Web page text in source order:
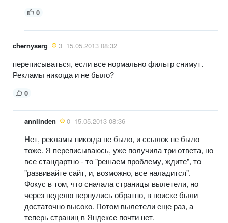
0
chernyserg 3 15.05.2013 08:32
переписываться, если все нормально фильтр снимут.
Рекламы никогда и не было?
0
annlinden 0 15.05.2013 08:36
Нет, рекламы никогда не было, и ссылок не было
тоже. Я переписываюсь, уже получила три ответа, но
все стандартно - то "решаем проблему, ждите", то
"развивайте сайт, и, возможно, все наладится".
Фокус в том, что сначала страницы вылетели, но
через неделю вернулись обратно, в поиске были
достаточно высоко. Потом вылетели еще раз, а
теперь страниц в Яндексе почти нет.